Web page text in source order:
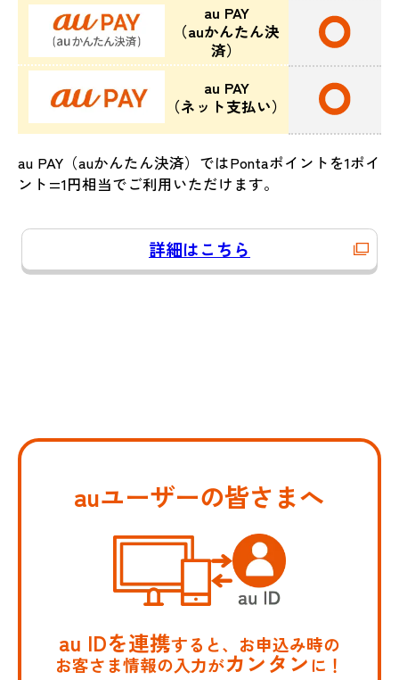
au PAY
（auかんたん決
済）
au PAY
（ネット支払い）
au PAY（auかんたん決済）ではPontaポイントを1ポイ
ント=1円相当でご利用いただけます。
詳細はこちら
auユーザーの皆さまへ
au IDを連携すると、お申込み時の
お客さま情報の入力がカンタンに！